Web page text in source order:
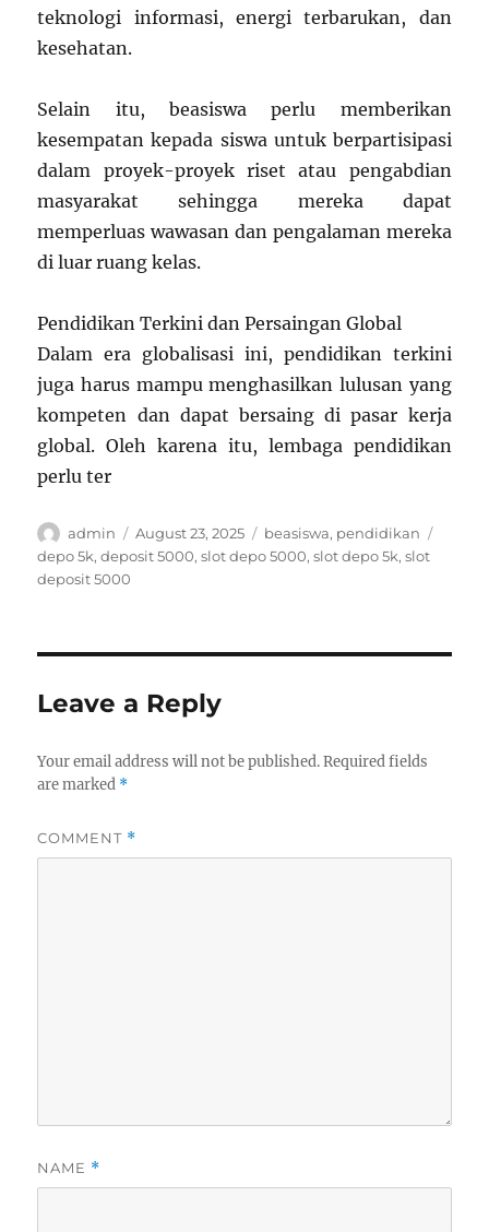
teknologi informasi, energi terbarukan, dan
kesehatan.
Selain itu, beasiswa perlu memberikan
kesempatan kepada siswa untuk berpartisipasi
dalam proyek-proyek riset atau pengabdian
masyarakat sehingga mereka dapat
memperluas wawasan dan pengalaman mereka
di luar ruang kelas.
Pendidikan Terkini dan Persaingan Global
Dalam era globalisasi ini, pendidikan terkini
juga harus mampu menghasilkan lulusan yang
kompeten dan dapat bersaing di pasar kerja
global. Oleh karena itu, lembaga pendidikan
perlu ter
Author
admin
Posted
on
August 23, 2025 Categories
beasiswa, pendidikan
depo 5k,deposit 5000,slot depo 5000,slot depo 5k,slot
deposit 5000
Leave a Reply
Your email address will not be published. Required fields
are marked *
COMMENT *
NAME *